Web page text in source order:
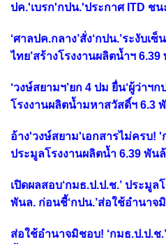
ปค.'เบรก'กปน.'ประกาศ ITD ช
‘ศาลปค.กลาง’สั่ง‘กปน.’ระงับเ
ไทย’สร้างโรงงานผลิตน้ำฯ
‘วงษ์สยามฯ’ยก 4 ปม ยื่น‘ผู้ว่าฯ
โรงงานผลิตน้ำมหาสวัสดิ์ฯ 6.3
อ้าง'วงษ์สยาม'เอกสารไม่ครบ!
ประมูลโรงงานผลิตน้ำ 6.39 พัน
เปิดผลสอบ‘กมธ.ป.ป.ช.’ ประมู
พันล. ก่อนชี้‘กปน.’ส่อใช้อำนาจ
ส่อใช้อำนาจมิชอบ! ‘กมธ.ป.ป.ช